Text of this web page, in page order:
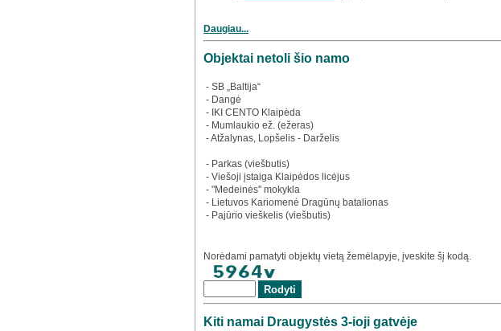
Daugiau...
Objektai netoli šio namo
- SB „Baltija“
- Dangė
- IKI CENTO Klaipėda
- Mumlaukio ež. (ežeras)
- Atžalynas, Lopšelis - Darželis
- Parkas (viešbutis)
- Viešoji įstaiga Klaipėdos licėjus
- "Medeinės" mokykla
- Lietuvos Kariomenė Dragūnų batalionas
- Pajūrio vieškelis (viešbutis)
Norėdami pamatyti objektų vietą žemėlapyje, įveskite šį kodą.
Kiti namai Draugystės 3-ioji gatvėje